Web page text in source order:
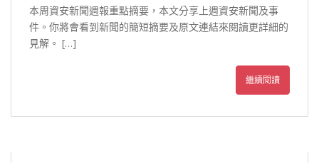
本周資安新聞週報重點摘要，本文分享上週資安新聞及事
件。你將會看到新聞的簡短摘要及原文連結來閱讀更詳細的
見解。 […]
繼續閱讀